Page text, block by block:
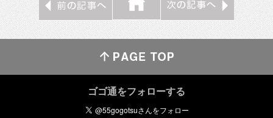
ゴゴ通をフォローする